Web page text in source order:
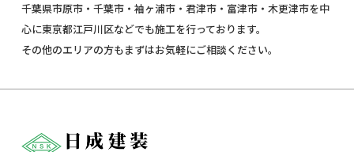
千葉県市原市・千葉市・袖ヶ浦市・君津市・富津市・木更津市を中
心に東京都江戸川区などでも施工を行っております。
その他のエリアの方もまずはお気軽にご相談ください。